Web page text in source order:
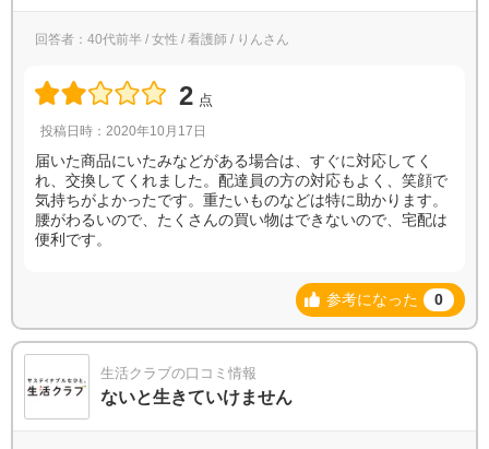
回答者：40代前半 / 女性 / 看護師 / りんさん
2 点
投稿日時：2020年10月17日
届いた商品にいたみなどがある場合は、すぐに対応してく
れ、交換してくれました。配達員の方の対応もよく、笑顔で
気持ちがよかったです。重たいものなどは特に助かります。
腰がわるいので、たくさんの買い物はできないので、宅配は
便利です。
参考になった 0
生活クラブの口コミ情報
ないと生きていけません